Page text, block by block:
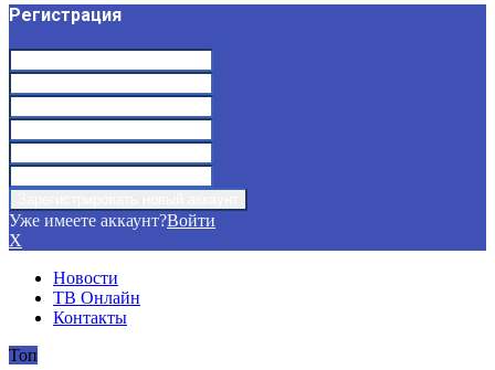
Регистрация
Уже имеете аккаунт?Войти
X
Новости
ТВ Онлайн
Контакты
Топ